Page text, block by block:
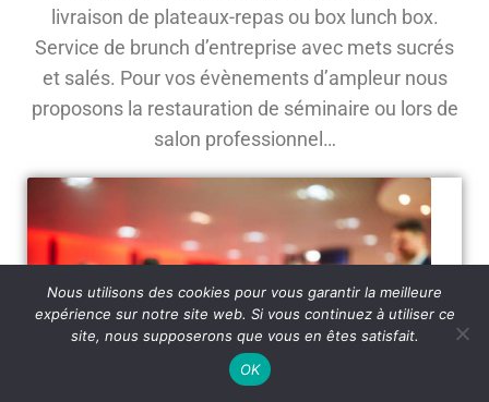
livraison de plateaux-repas ou box lunch box.
Service de brunch d’entreprise avec mets sucrés
et salés. Pour vos évènements d’ampleur nous
proposons la restauration de séminaire ou lors de
salon professionnel…
Nous utilisons des cookies pour vous garantir la meilleure
expérience sur notre site web. Si vous continuez à utiliser ce
site, nous supposerons que vous en êtes satisfait.
OK